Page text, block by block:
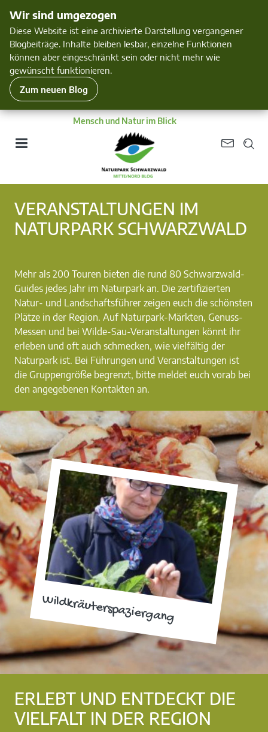
Wir sind umgezogen
Diese Website ist eine archivierte Darstellung vergangener
Blogbeiträge. Inhalte bleiben lesbar, einzelne Funktionen
können aber eingeschränkt sein oder nicht mehr wie
gewünscht funktionieren.
Zum neuen Blog
Mensch und Natur im Blick
Wildkräuterspaziergang
VERANSTALTUNGEN IM
NATURPARK SCHWARZWALD
Mehr als 200 Touren bieten die rund 80 Schwarzwald-
Guides jedes Jahr im Naturpark an. Die zertifizierten
Natur- und Landschaftsführer zeigen euch die schönsten
Plätze in der Region. Auf Naturpark-Märkten, Genuss-
Messen und bei Wilde-Sau-Veranstaltungen könnt ihr
erleben und oft auch schmecken, wie vielfältig der
Naturpark ist. Bei Führungen und Veranstaltungen ist
die Gruppengröße begrenzt, bitte meldet euch vorab bei
den angegebenen Kontakten an.
ERLEBT UND ENTDECKT DIE
VIELFALT IN DER REGION